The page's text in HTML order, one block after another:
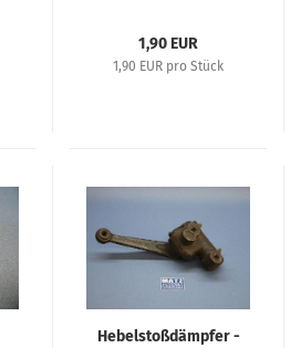
Olympia 1,3 L, Olympia
38-51, Rekord 53-57,
1,90 EUR
1,90 EUR pro Stück
Hebelstoßdämpfer -